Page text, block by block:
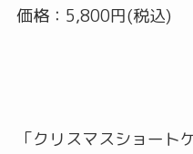
価格：5,800円(税込)
「クリスマスショート